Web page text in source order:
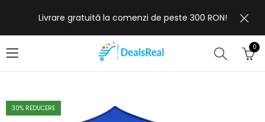
Livrare gratuită la comenzi de peste 300 RON!
0
30% REDUCERE